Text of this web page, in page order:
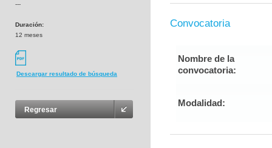
---
Duración:
12 meses
Descargar resultado de búsqueda
Regresar
Convocatoria
Nombre de la
convocatoria:
Modalidad: